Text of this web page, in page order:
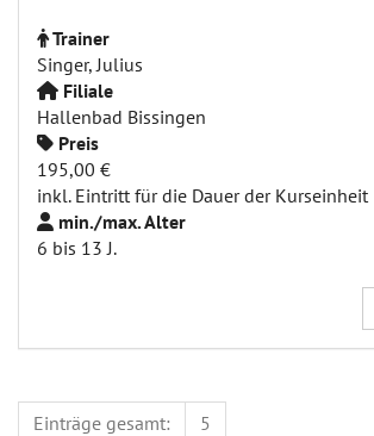
Trainer
Singer, Julius
Filiale
Hallenbad Bissingen
Preis
195,00 €
inkl. Eintritt für die Dauer der Kurseinheit
min./max. Alter
6 bis 13 J.
Einträge gesamt: 5